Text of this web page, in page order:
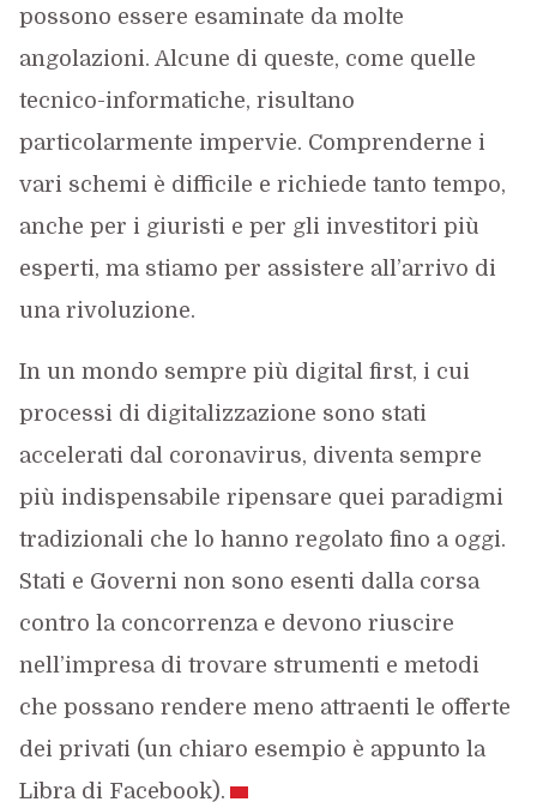
possono essere esaminate da molte
angolazioni. Alcune di queste, come quelle
tecnico-informatiche, risultano
particolarmente impervie. Comprenderne i
vari schemi è difficile e richiede tanto tempo,
anche per i giuristi e per gli investitori più
esperti, ma stiamo per assistere all’arrivo di
una rivoluzione.
In un mondo sempre più digital first, i cui
processi di digitalizzazione sono stati
accelerati dal coronavirus, diventa sempre
più indispensabile ripensare quei paradigmi
tradizionali che lo hanno regolato fino a oggi.
Stati e Governi non sono esenti dalla corsa
contro la concorrenza e devono riuscire
nell’impresa di trovare strumenti e metodi
che possano rendere meno attraenti le offerte
dei privati (un chiaro esempio è appunto la
Libra di Facebook).